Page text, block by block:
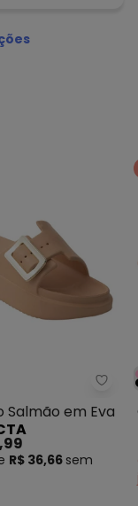
(Rosa)
Salmão em Eva
R$ 36,66 sem